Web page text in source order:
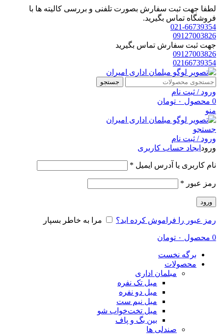
لطفا جهت ثبت سفارش بصورت تلفنی و بررسی کالیته ها با
فروشگاه تماس بگیرید.
021-66739354
09127003826
جهت ثبت سفارش تماس بگیرید
09127003826
02166739354
جستجو
ورود / ثبت نام
0 محصول ۰ تومان
منو
جستجو
ورود / ثبت نام
ورود ایجاد حساب کاربری
نام کاربری یا آدرس ایمیل *
رمز عبور *
ورود
رمز عبور را فراموش کرده اید؟ مرا به خاطر بسپار
0 محصول ۰ تومان
برگه نخست
محصولات
مبلمان اداری
مبل تک نفره
مبل دو نفره
مبل نیم ست
مبل تخت‌خواب شو
بین بگ و پاف
صندلی ها